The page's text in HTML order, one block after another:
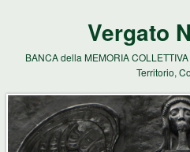
Vergato
BANCA della MEMORIA
Territorio,